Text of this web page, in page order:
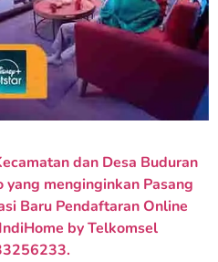
dan Desa Buduran
menginginkan Pasang
Baru Pendaftaran Online
by Telkomsel